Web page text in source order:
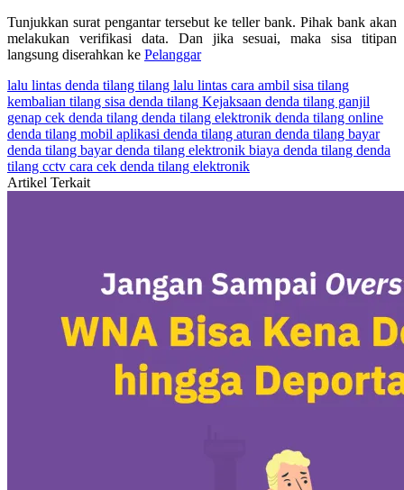
Tunjukkan surat pengantar tersebut ke teller bank. Pihak bank akan
melakukan verifikasi data. Dan jika sesuai, maka sisa titipan
langsung diserahkan ke Pelanggar
lalu lintas denda tilang tilang lalu lintas cara ambil sisa tilang
kembalian tilang sisa denda tilang Kejaksaan denda tilang ganjil
genap cek denda tilang denda tilang elektronik denda tilang online
denda tilang mobil aplikasi denda tilang aturan denda tilang bayar
denda tilang bayar denda tilang elektronik biaya denda tilang denda
tilang cctv cara cek denda tilang elektronik
Artikel Terkait